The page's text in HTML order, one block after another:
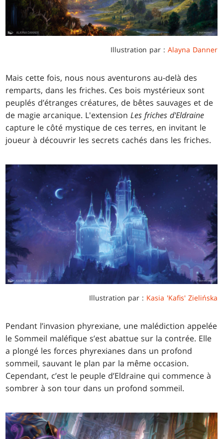
Illustration par : Alayna Danner
Mais cette fois, nous nous aventurons au-delà des
remparts, dans les friches. Ces bois mystérieux sont
peuplés d’étranges créatures, de bêtes sauvages et de
de magie arcanique. L'extensionLes friches d'Eldraine
capture le côté mystique de ces terres, en invitant le
joueur à découvrir les secrets cachés dans les friches.
Illustration par : Kasia 'Kafis' Zielińska
Pendant l’invasion phyrexiane, une malédiction appelée
le Sommeil maléfique s’est abattue sur la contrée. Elle
a plongé les forces phyrexianes dans un profond
sommeil, sauvant le plan par la même occasion.
Cependant, c’est le peuple d’Eldraine qui commence à
sombrer à son tour dans un profond sommeil.